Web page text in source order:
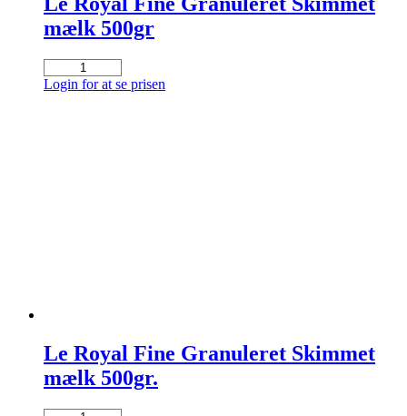
mælk 500gr
Royal
Login for at se prisen
Le Royal Fine Granuleret Skimmet
mælk 500gr.